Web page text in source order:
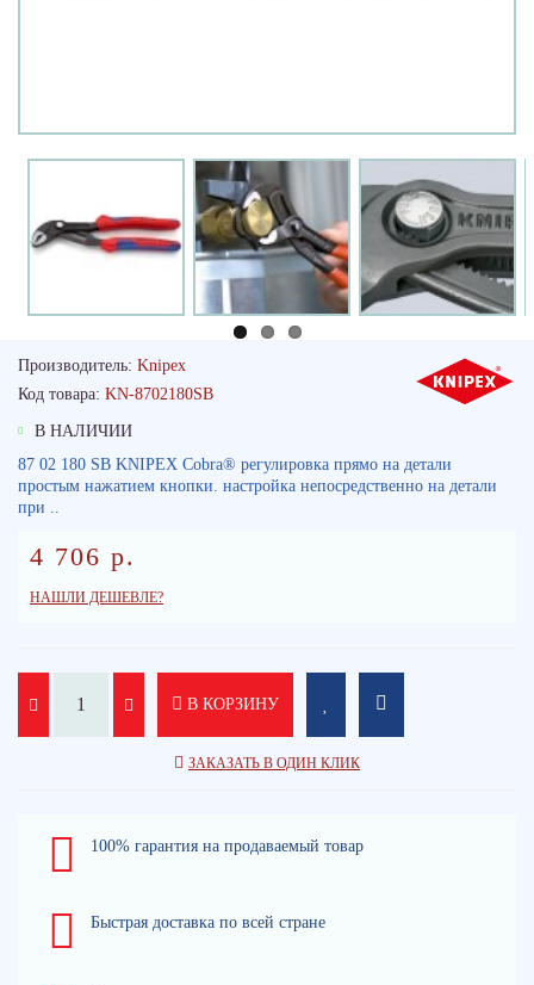
Производитель: Knipex
Код товара: KN-8702180SB
В НАЛИЧИИ
87 02 180 SB KNIPEX Cobra® регулировка прямо на детали
простым нажатием кнопки. настройка непосредственно на детали
при ..
4 706 р.
НАШЛИ ДЕШЕВЛЕ?
В КОРЗИНУ
ЗАКАЗАТЬ В ОДИН КЛИК
100% гарантия на продаваемый товар
Быстрая доставка по всей стране